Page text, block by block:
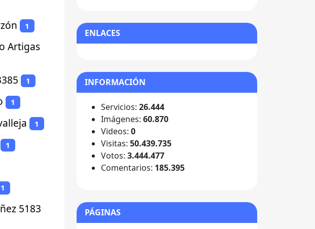
1
Artigas
1
1
1
1
1
5183
ENLACES
INFORMACIÓN
Servicios: 26.444
Imágenes: 60.870
Videos: 0
Visitas: 50.439.735
Votos: 3.444.477
Comentarios: 185.395
PÁGINAS